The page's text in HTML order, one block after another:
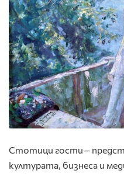
Стотици гости –
културата, бизнеса и